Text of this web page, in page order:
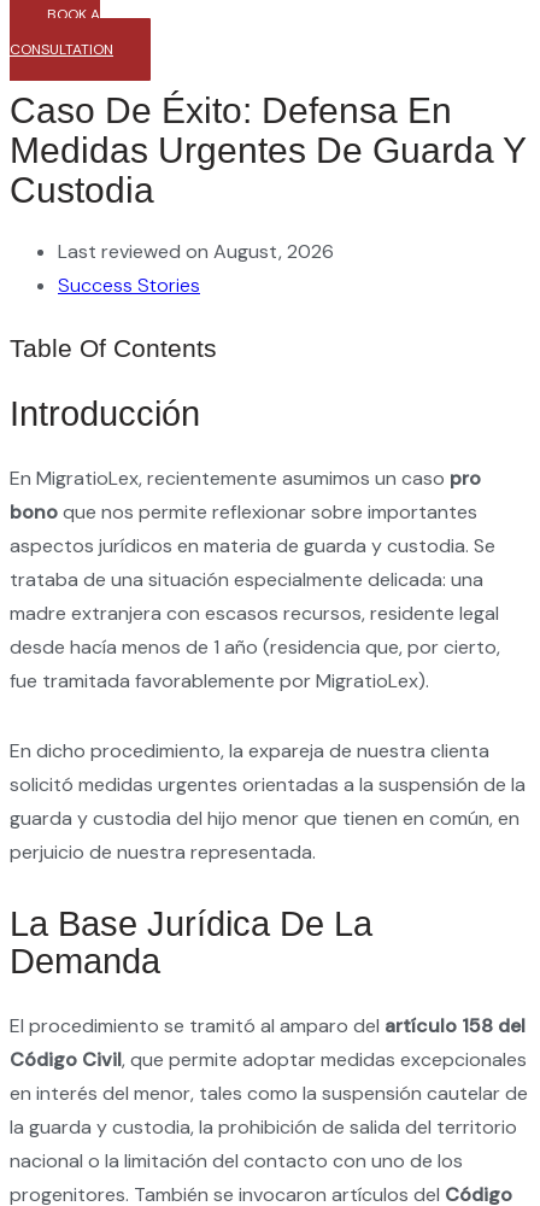
BOOK A
CONSULTATION
Caso De Éxito: Defensa En
Medidas Urgentes De Guarda Y
Custodia
Last reviewed on August, 2026
Success Stories
Table Of Contents
Introducción
En MigratioLex, recientemente asumimos un caso pro
bonoque nos permite reflexionar sobre importantes
aspectos jurídicos en materia de guarda y custodia. Se
trataba de una situación especialmente delicada: una
madre extranjera con escasos recursos, residente legal
desde hacía menos de 1 año (residencia que, por cierto,
fue tramitada favorablemente por MigratioLex).
En dicho procedimiento, la expareja de nuestra clienta
solicitó medidas urgentes orientadas a la suspensión de la
guarda y custodia del hijo menor que tienen en común, en
perjuicio de nuestra representada.
La Base Jurídica De La
Demanda
El procedimiento se tramitó al amparo del artículo 158 del
Código Civil, que permite adoptar medidas excepcionales
en interés del menor, tales como la suspensión cautelar de
la guarda y custodia, la prohibición de salida del territorio
nacional o la limitación del contacto con uno de los
progenitores. También se invocaron artículos del Código